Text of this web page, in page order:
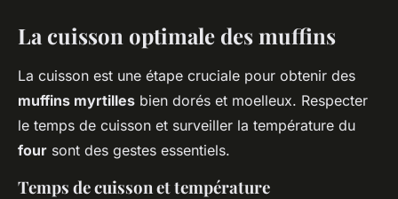
La cuisson optimale des muffins
La cuisson est une étape cruciale pour obtenir des
muffins myrtilles bien dorés et moelleux. Respecter
le temps de cuisson et surveiller la température du
four sont des gestes essentiels.
Temps de cuisson et température